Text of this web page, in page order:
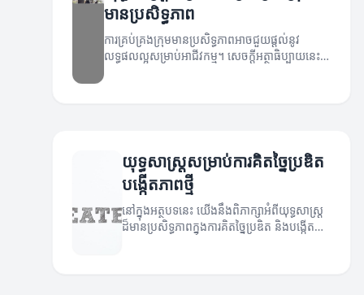
មានប្រសិទ្ធភាព
ការគ្រប់គ្រងក្រុមមានប្រសិទ្ធភាពអាចជួយផ្តល់នូវ
លទ្ធផលល្អសម្រាប់អាជីវកម្ម។ សេចក្តីអត្ថាធិប្បាយនេះ
យុទ្ធសាស្ត្រសម្រាប់ការគិតច្នៃប្រឌិត
បង្កើតភាពថ្មី
នៅក្នុងអត្ថបទនេះ យើងនឹងពិភាក្សាអំពីយុទ្ធសាស្ត្រ
ដ៏មានប្រសិទ្ធភាពក្នុងការគិតច្នៃប្រឌិត និងបង្កើត